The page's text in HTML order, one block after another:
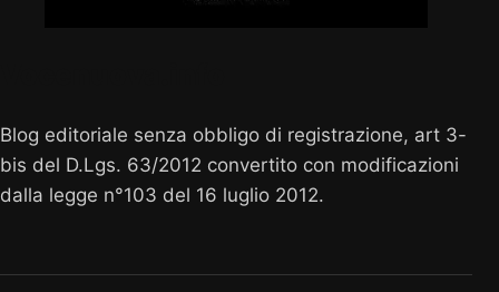
Blog editoriale senza obbligo di registrazione, art 3-
bis del D.Lgs. 63/2012 convertito con modificazioni
dalla legge n°103 del 16 luglio 2012.